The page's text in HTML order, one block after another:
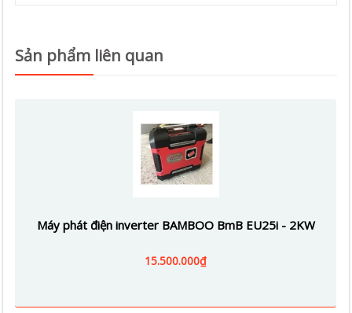
Sản phẩm liên quan
Máy phát điện inverter BAMBOO BmB EU25i - 2KW
15.500.000₫